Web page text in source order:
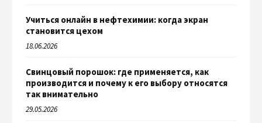
Учиться онлайн в нефтехимии: когда экран
становится цехом
18.06.2026
Свинцовый порошок: где применяется, как
производится и почему к его выбору относятся
так внимательно
29.05.2026